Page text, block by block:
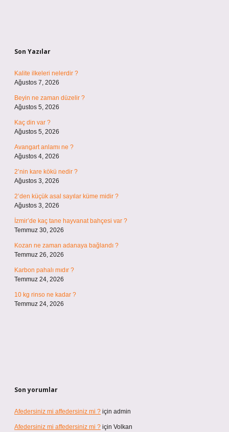
Son Yazılar
Kalite ilkeleri nelerdir ?
Ağustos 7, 2026
Beyin ne zaman düzelir ?
Ağustos 5, 2026
Kaç din var ?
Ağustos 5, 2026
Avangart anlamı ne ?
Ağustos 4, 2026
2’nin kare kökü nedir ?
Ağustos 3, 2026
2’den küçük asal sayılar küme midir ?
Ağustos 3, 2026
İzmir’de kaç tane hayvanat bahçesi var ?
Temmuz 30, 2026
Kozan ne zaman adanaya bağlandı ?
Temmuz 26, 2026
Karbon pahalı mıdır ?
Temmuz 24, 2026
10 kg rinso ne kadar ?
Temmuz 24, 2026
Son yorumlar
Afedersiniz mi affedersiniz mi ? için admin
Afedersiniz mi affedersiniz mi ? için Volkan